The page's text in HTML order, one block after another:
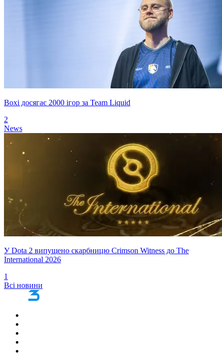
Boxi досягає 2000 ігор за Team Liquid
2
News
У Dota 2 випущено скарбницю Crimson Witness до The
International 2026
1
Всі новини